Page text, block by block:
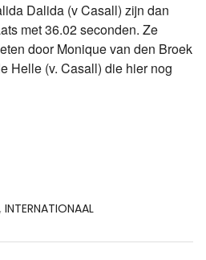
Dalida (v Casall) zijn dan
met 36.02 seconden. Ze
door Monique van den Broek
Helle (v. Casall) die hier nog
, INTERNATIONAAL